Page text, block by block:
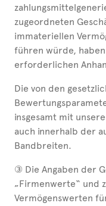
zugeordneten
immateriellen
führen würde,
erforderlichen
Die von den
insgesamt mit
auch innerhalb der
Bandbreiten.
③ Die Angaben der
„Firmenwerte“ und
Vermögenswerten